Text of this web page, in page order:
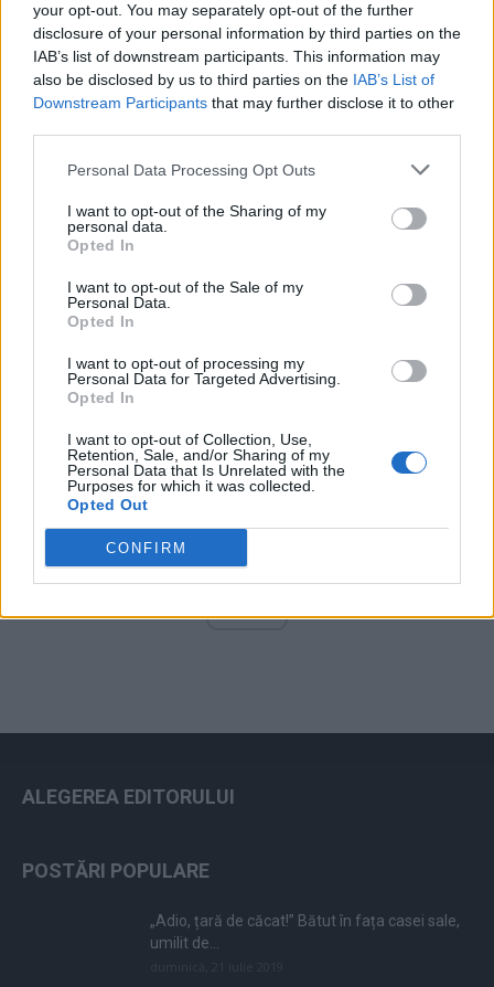
your opt-out. You may separately opt-out of the further
disclosure of your personal information by third parties on the
IAB’s list of downstream participants. This information may
also be disclosed by us to third parties on the IAB’s List of
Downstream Participants that may further disclose it to other
Personal Data Processing Opt Outs
I want to opt-out of the Sharing of my
personal data.
Opted In
I want to opt-out of the Sale of my
Personal Data.
Opted In
I want to opt-out of processing my
Personal Data for Targeted Advertising.
Opted In
I want to opt-out of Collection, Use,
Retention, Sale, and/or Sharing of my
Personal Data that Is Unrelated with the
Purposes for which it was collected.
Opted Out
CONFIRM
PUSL (D. Voiculescu)
PNȚCD (Pavelescu)
PNCR (Terheș)
Partidul Patrioților (Surugiu)
România pe Primul Loc (Ponta)
Altul
Arată rezultatele
Arhiva sondajelor
ad
ALEGEREA EDITORULUI
POSTĂRI POPULARE
„Adio, țară de căcat!” Bătut în fața casei sale,
umilit de...